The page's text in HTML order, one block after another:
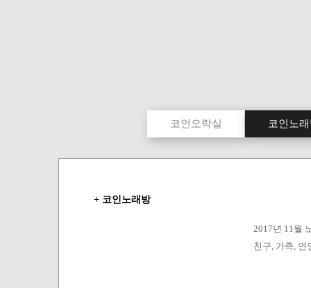
코인오락실 코인노
+ 코인노래방
2017년 11월
친구, 가족,